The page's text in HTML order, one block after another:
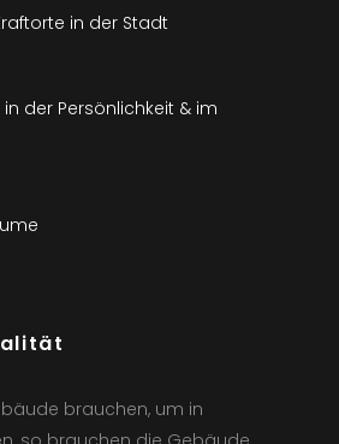
in der Stadt
der Persönlichkeit & im
brauchen, um in